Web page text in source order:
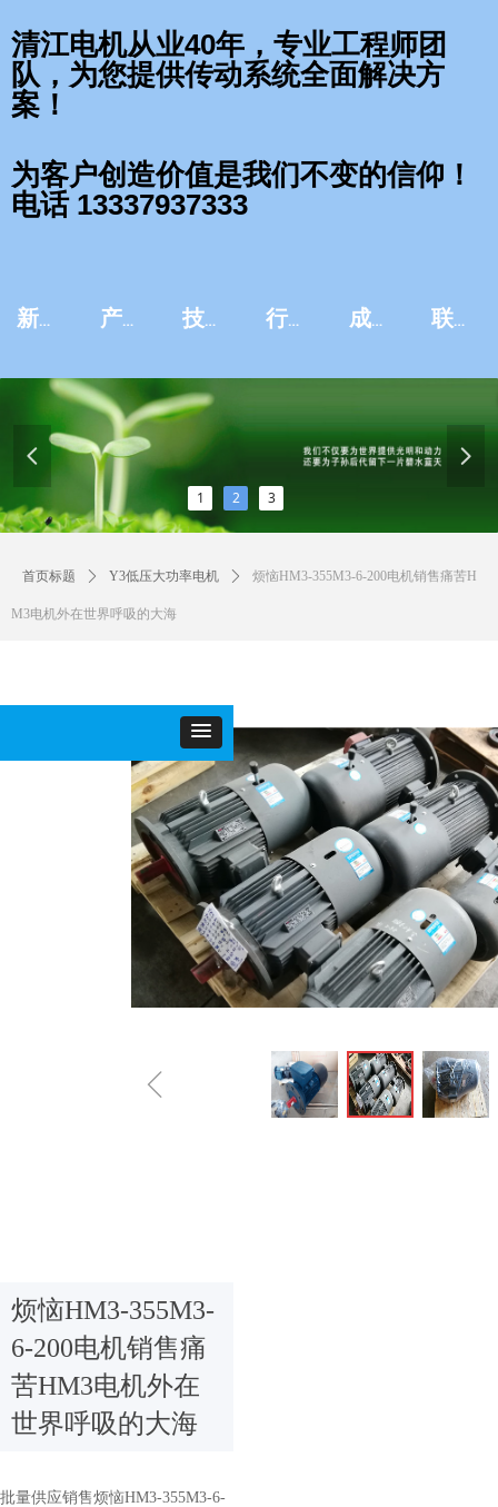
新闻资讯 产品中心 技术服务 行业应用 成功案例 联系我们
1 2 3
넳 넲
清江电机从业40年，专业工程师团
队，为您提供传动系统全面解决方
案！
为客户创造价值是我们不变的信仰！
电话 13337937333
首页标题 ꄲ Y3低压大功率电机 ꄲ 烦恼HM3-355M3-6-200电机销售痛苦H
M3电机外在世界呼吸的大海
ꁆ
批量供应销售烦恼HM3-355M3-6-
烦恼HM3-355M3-
6-200电机销售痛
苦HM3电机外在
世界呼吸的大海